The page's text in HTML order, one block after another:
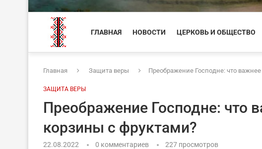
ГЛАВНАЯ НОВОСТИ ЦЕРКОВЬ И ОБЩЕСТВО
Главная Защита веры Преображение Господне: что
ЗАЩИТА ВЕРЫ
Преображение Господне: что
корзины с фруктами?
22.08.2022 0 комментариев 227 просмотров